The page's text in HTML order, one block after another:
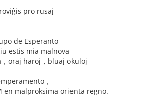
pro rusaj
de Esperanto
estis mia malnova
oraj haroj，bluaj okuloj
，
en malproksima orienta regno.